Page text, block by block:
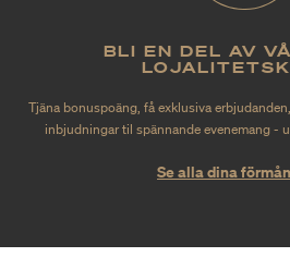
BLI EN DEL AV
Tjäna bonuspoäng, få exklusiva
inbjudningar til spännande evenemang -
Se alla dina